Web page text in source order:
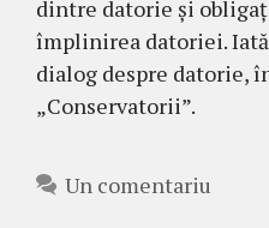
dintre datorie și
împlinirea datoriei.
dialog despre datorie,
„Conservatorii”.
Un comentariu